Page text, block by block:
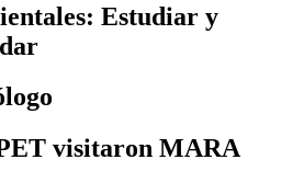
Estudiar y
visitaron MARA